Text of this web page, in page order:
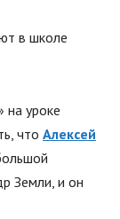
в школе
на уроке
что Алексей
Земли, и он